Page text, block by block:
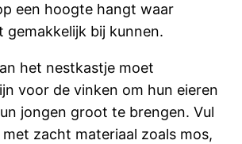
een hoogte hangt waar
gemakkelijk bij kunnen.
het nestkastje moet
voor de vinken om hun eieren
jongen groot te brengen. Vul
zacht materiaal zoals mos,